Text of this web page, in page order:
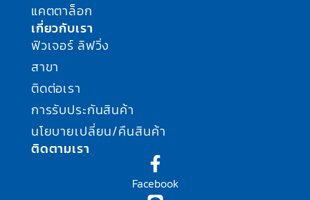
แคตตาล็อก
เกี่ยวกับเรา
ฟิวเจอร์ ลิฟวิ่ง
สาขา
ติดต่อเรา
การรับประกันสินค้า
นโยบายเปลี่ยน/คืนสินค้า
ติดตามเรา
Facebook